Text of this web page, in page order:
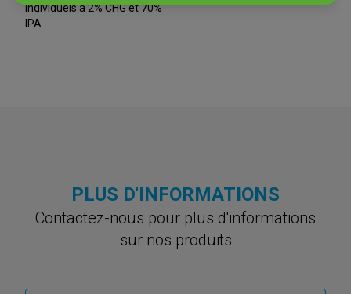
individuels à 2% CHG et 70%
IPA
PLUS D'INFORMATIONS
Contactez-nous pour plus d'informations
sur nos produits